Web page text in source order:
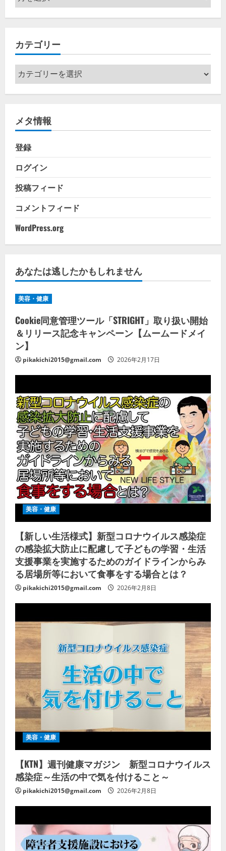
ー
カ
ブ
カテゴリー
カ
テ
ゴ
ー
メタ情報
登録
ログイン
投稿フィード
コメントフィード
WordPress.org
あなたは逃したかもしれません
美容・健康
Cookie同意管理ツール「STRIGHT」取り扱い開始
＆リリース記念キャンペーン【ムームードメイ
ン】
pikakichi2015@gmail.com 2026年2月17日
美容・健康
【新しい生活様式】新型コロナウイルス感染症
の感染拡大防止に配慮して子どもの学習・生活
支援事業を実施するためのガイドラインからみ
る居場所等において食事をする場合とは？
pikakichi2015@gmail.com 2026年2月8日
美容・健康
【KTN】週刊健康マガジン 新型コロナウイルス
感染症～生活の中で気を付けること～
pikakichi2015@gmail.com 2026年2月8日